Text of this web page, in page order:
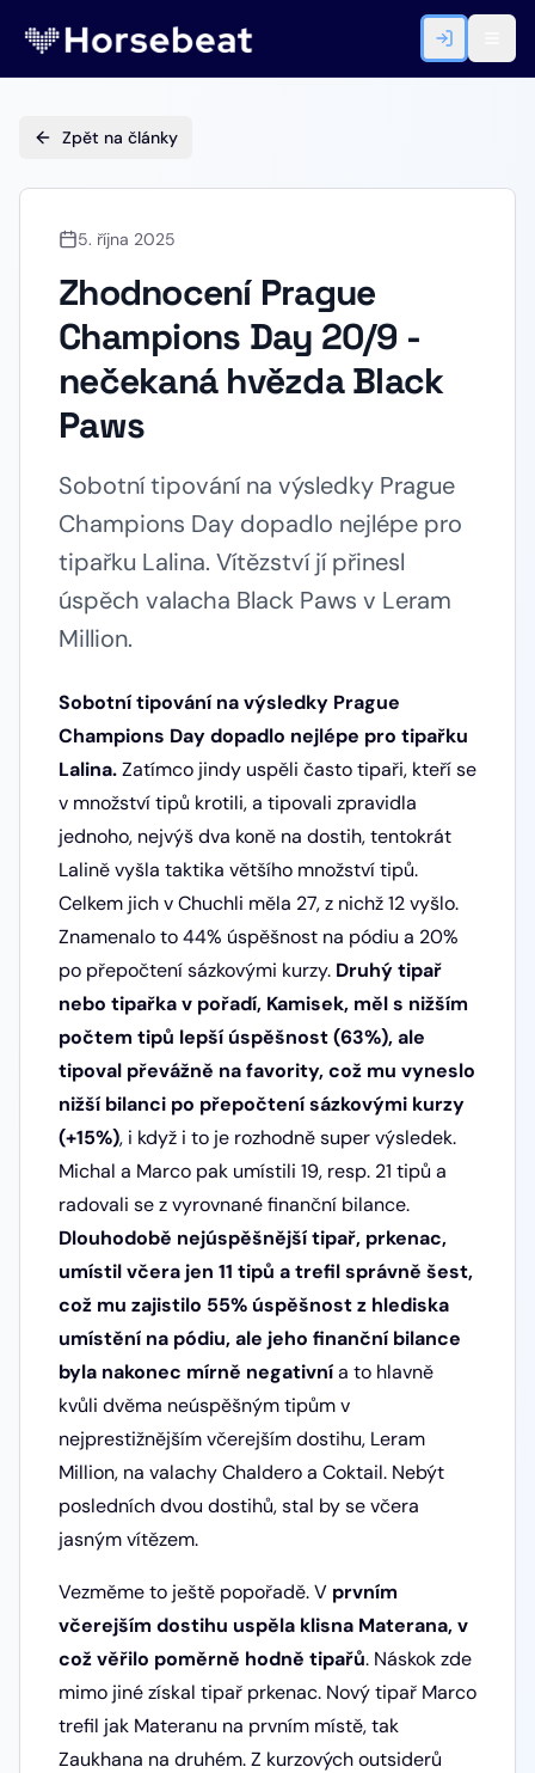
Zpět na články
5. října 2025
Zhodnocení Prague
Champions Day 20/9 -
nečekaná hvězda Black
Paws
Sobotní tipování na výsledky Prague
Champions Day dopadlo nejlépe pro
tipařku Lalina. Vítězství jí přinesl
úspěch valacha Black Paws v Leram
Million.
Sobotní tipování na výsledky Prague
Champions Day dopadlo nejlépe pro tipařku
Lalina.Zatímco jindy uspěli často tipaři, kteří se
v množství tipů krotili, a tipovali zpravidla
jednoho, nejvýš dva koně na dostih, tentokrát
Lalině vyšla taktika většího množství tipů.
Celkem jich v Chuchli měla 27, z nichž 12 vyšlo.
Znamenalo to 44% úspěšnost na pódiu a 20%
po přepočtení sázkovými kurzy. Druhý tipař
nebo tipařka v pořadí, Kamisek, měl s nižším
počtem tipů lepší úspěšnost (63%), ale
tipoval převážně na favority, což mu vyneslo
nižší bilanci po přepočtení sázkovými kurzy
(+15%), i když i to je rozhodně super výsledek.
Michal a Marco pak umístili 19, resp. 21 tipů a
radovali se z vyrovnané finanční bilance.
Dlouhodobě nejúspěšnější tipař, prkenac,
umístil včera jen 11 tipů a trefil správně šest,
což mu zajistilo 55% úspěšnost z hlediska
umístění na pódiu, ale jeho finanční bilance
byla nakonec mírně negativnía to hlavně
kvůli dvěma neúspěšným tipům v
nejprestižnějším včerejším dostihu, Leram
Million, na valachy Chaldero a Coktail. Nebýt
posledních dvou dostihů, stal by se včera
jasným vítězem.
Vezměme to ještě popořadě. V prvním
včerejším dostihu uspěla klisna Materana, v
což věřilo poměrně hodně tipařů. Náskok zde
mimo jiné získal tipař prkenac. Nový tipař Marco
trefil jak Materanu na prvním místě, tak
Zaukhana na druhém. Z kurzových outsiderů